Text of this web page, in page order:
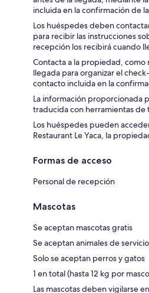
incluida en la confirmación de
Los huéspedes deben
para recibir las instrucciones
recepción los recibirá cuando
Contacta a la propiedad, como
llegada para organizar el
contacto incluida en la
La información proporcionada
traducida con herramientas de
Los huéspedes pueden
Restaurant Le Yaca, la
Formas de acceso
Personal de recepción
Mascotas
Se aceptan mascotas gratis
Se aceptan animales de
Solo se aceptan perros y gatos
1 en total (hasta 12 kg por
Las mascotas deben vigilarse